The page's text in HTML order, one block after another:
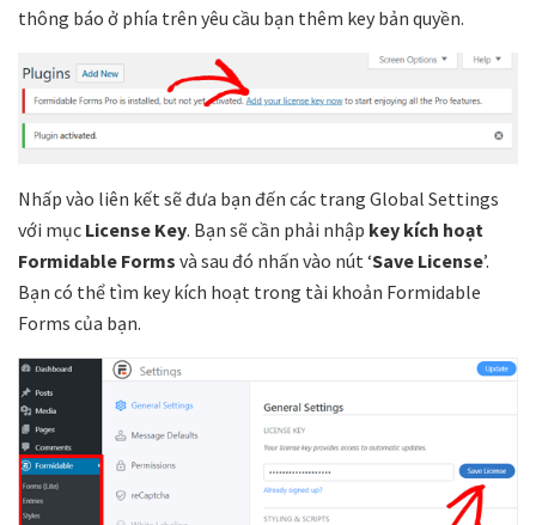
thông báo ở phía trên yêu cầu bạn thêm key bản quyền.
Nhấp vào liên kết sẽ đưa bạn đến các trang Global Settings
với mục License Key. Bạn sẽ cần phải nhập key kích hoạt
Formidable Forms và sau đó nhấn vào nút ‘Save License’.
Bạn có thể tìm key kích hoạt trong tài khoản Formidable
Forms của bạn.